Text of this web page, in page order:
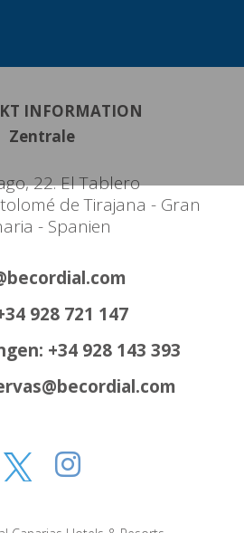
INFORMATION
Zentrale
22. El Tablero
de Tirajana - Gran
- Spanien
928 721 147
+34 928 143 393